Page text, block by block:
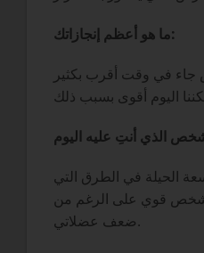
ما هو أعظم إنجازاتك:
جاء في وقت أقرب بكثير
الحيلة في الطرق التي
شخص قوي على الرغم من
ضعف عضلاتي.